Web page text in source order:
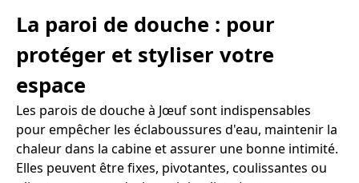
La paroi de douche : pour
protéger et styliser votre
espace
Les parois de douche à Jœuf sont indispensables
pour empêcher les éclaboussures d'eau, maintenir la
chaleur dans la cabine et assurer une bonne intimité.
Elles peuvent être fixes, pivotantes, coulissantes ou